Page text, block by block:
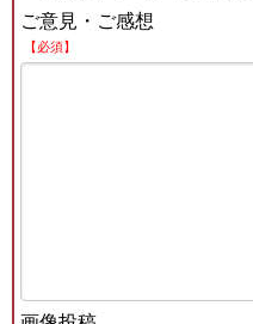
ご意見・ご感想
【必須】